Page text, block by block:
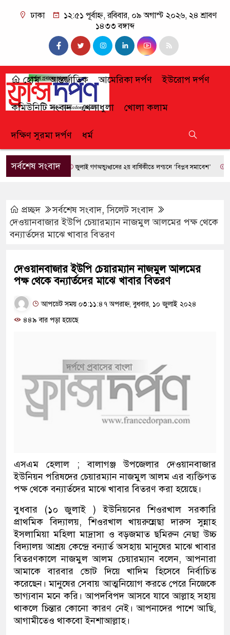
ঢাকা
১২:৫১ পূর্বাহ্ন, রবিবার, ০৯ অগাস্ট ২০২৬, ২৪ শ্রাবণ
১৪৩৩ বঙ্গাব্দ
হোম আন্তর্জাতিক আমেরিকা দর্পণ ইউরোপ দর্পণ
কমিউনিটি সংবাদ খেলাধুলা খোলা কলাম
দক্ষিণ সুরমা দর্পণ ধর্ম
সর্বশেষ সংবাদজুলাই গণঅভ্যুত্থানের ২য় বার্ষিকীতে লন্ডনে ‘বিপ্লব সমাবেশ’ ফ্রান্সে
প্রচ্ছদ সর্বশেষ সংবাদ,সিলেট সংবাদ
দেওয়ানবাজার ইউপি চেয়ারম্যান নাজমুল আলমের পক্ষ থেকে
বন্যার্তদের মাঝে খাবার বিতরণ
দেওয়ানবাজার ইউপি চেয়ারম্যান নাজমুল আলমের
পক্ষ থেকে বন্যার্তদের মাঝে খাবার বিতরণ
আপডেট সময় ০৩:১১:৪৭ অপরাহ্ন, বুধবার, ১০ জুলাই ২০২৪
৪৪৯ বার পড়া হয়েছে
এসএম হেলাল ; বালাগঞ্জ উপজেলার দেওয়ানবাজার
ইউনিয়ন পরিষদের চেয়ারম্যান নাজমুল আলম এর ব্যক্তিগত
পক্ষ থেকে বন্যার্তদের মাঝে খাবার বিতরণ করা হয়েছে।
বুধবার (১০ জুলাই ) ইউনিয়নের শিওরখাল সরকারি
প্রাথমিক বিদ্যালয়, শিওরখাল খায়রুন্নেছা দারুস সুন্নাহ
ইসলামিয়া মহিলা মাদ্রাসা ও বড়জমাত ছমিরুন নেছা উচ্চ
বিদ্যালয় আশ্রয় কেন্দ্রে বন্যার্ত অসহায় মানুষের মাঝে খাবার
বিতরণকালে নাজমুল আলম চেয়ারম্যান বলেন, আপনারা
আমাকে বারবার ভোট দিয়ে খাদিম হিসেবে নির্বাচিত
করেছেন। মানুষের সেবায় আত্মনিয়োগ করতে পেরে নিজেকে
ভাগ্যবান মনে করি। আপদবিপদ আসবে যাবে আল্লাহ সহায়
থাকলে চিন্তার কোনো কারণ নেই। আপনাদের পাশে আছি,
আগামীতেও থাকবো ইনশাআল্লাহ।